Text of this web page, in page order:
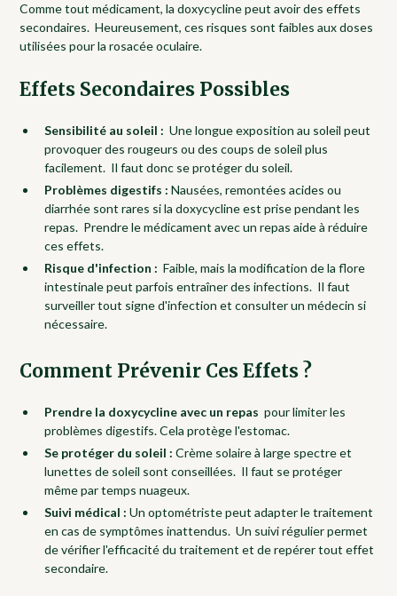
Comme tout médicament, la doxycycline peut avoir des effets
secondaires. Heureusement, ces risques sont faibles aux doses
utilisées pour la rosacée oculaire.
Effets Secondaires Possibles
Sensibilité au soleil : Une longue exposition au soleil peut
provoquer des rougeurs ou des coups de soleil plus
facilement. Il faut donc se protéger du soleil.
Problèmes digestifs : Nausées, remontées acides ou
diarrhée sont rares si la doxycycline est prise pendant les
repas. Prendre le médicament avec un repas aide à réduire
ces effets.
Risque d'infection : Faible, mais la modification de la flore
intestinale peut parfois entraîner des infections. Il faut
surveiller tout signe d'infection et consulter un médecin si
nécessaire.
Comment Prévenir Ces Effets ?
Prendre la doxycycline avec un repas pour limiter les
problèmes digestifs. Cela protège l'estomac.
Se protéger du soleil : Crème solaire à large spectre et
lunettes de soleil sont conseillées. Il faut se protéger
même par temps nuageux.
Suivi médical : Un optométriste peut adapter le traitement
en cas de symptômes inattendus. Un suivi régulier permet
de vérifier l'efficacité du traitement et de repérer tout effet
secondaire.